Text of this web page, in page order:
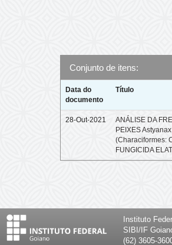
Conjunto de itens:
Data do
documento
Título
28-Out-2021
ANÁLISE DA
PEIXES
(Characiformes:
FUNGICIDA
Instituto
SIBI/IF
(62) 3605-